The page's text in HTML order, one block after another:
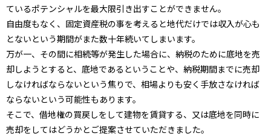
ているポテンシャルを最大限引き出すことができません。
自由度もなく、固定資産税の事を考えると地代だけでは収入が心も
とないという期間がまた数十年続いてしまいます。
万が一、その間に相続等が発生した場合に、納税のために底地を売
却しようとすると、底地であるということや、納税期間までに売却
しなければならないという焦りで、相場よりも安く手放さなければ
ならないという可能性もあります。
そこで、借地権の買戻しをして建物を賃貸する、又は底地を同時に
売却をしてはどうかとご提案させていただきました。